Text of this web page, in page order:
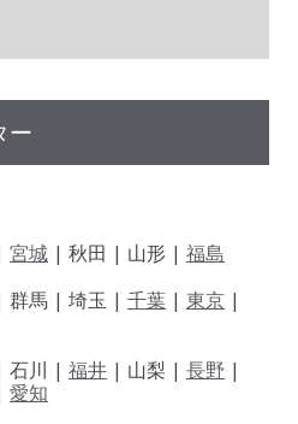
ー
宮城 | 秋田 | 山形 | 福島
群馬 | 埼玉 | 千葉 | 東京 |
石川 | 福井 | 山梨 | 長野 |
愛知